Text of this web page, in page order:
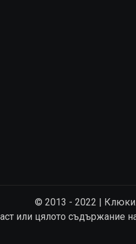
© 2013 - 2022 |
или цялото